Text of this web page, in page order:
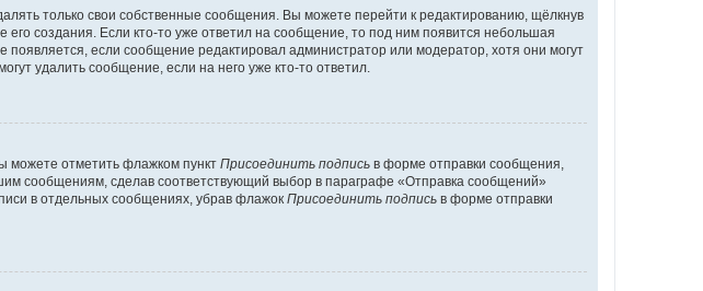
только свои собственные сообщения. Вы можете перейти к редактированию, щёлкнув
создания. Если кто-то уже ответил на сообщение, то под ним появится небольшая
появляется, если сообщение редактировал администратор или модератор, хотя они могут
удалить сообщение, если на него уже кто-то ответил.
можете отметить флажком пункт Присоединить подпись в форме отправки сообщения,
сообщениям, сделав соответствующий выбор в параграфе «Отправка сообщений»
в отдельных сообщениях, убрав флажок Присоединить подпись в форме отправки